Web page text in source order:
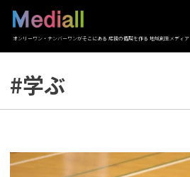
オンリーワン・ナンバーワンがそこにある 応援の循環を作る 地域創生メディア
#学ぶ